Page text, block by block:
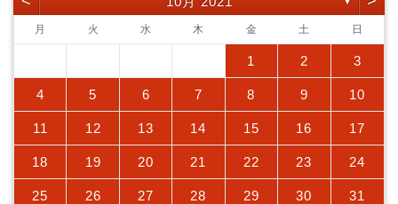
月 火 水 木 金 土 日
1 2 3
4 5 6 7 8 9 10
11 12 13 14 15 16 17
18 19 20 21 22 23 24
25 26 27 28 29 30 31